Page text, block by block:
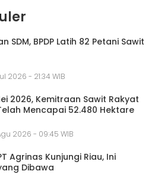
SDM, BPDP Latih 82 Petani Sawit
2026 - 21:34 WIB
2026, Kemitraan Sawit Rakyat
Mencapai 52.480 Hektare
2026 - 09:45 WIB
Agrinas Kunjungi Riau, Ini
Dibawa